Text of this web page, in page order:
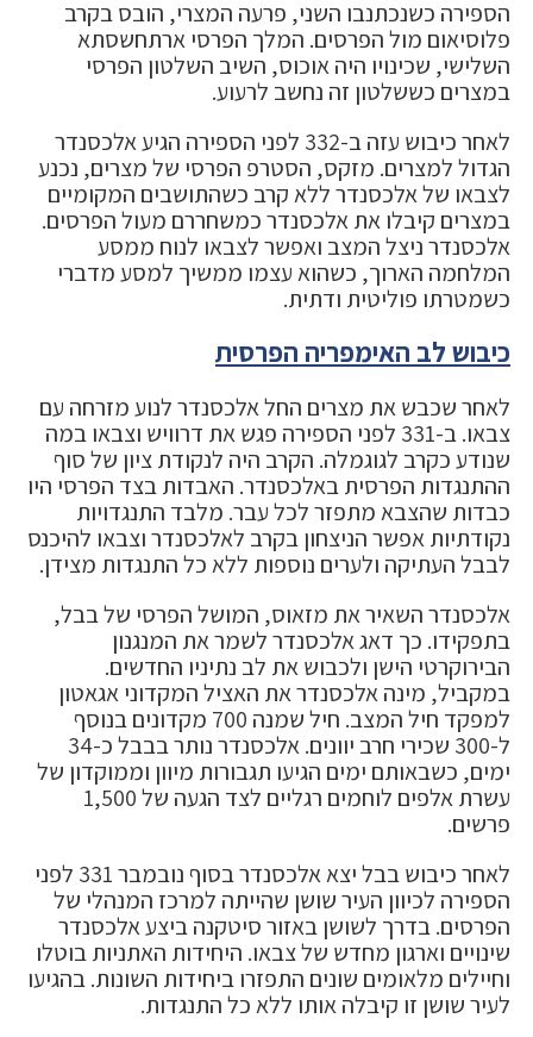
הספירה כשנכתנבו השני, פרעה המצרי, הובס בקרב
פלוסיאום מול הפרסים. המלך הפרסי ארתחשסתא
השלישי, שכינויו היה אוכוס, השיב השלטון הפרסי
במצרים כששלטון זה נחשב לרעוע.
לאחר כיבוש עזה ב-332 לפני הספירה הגיע אלכסנדר
הגדול למצרים. מזקס, הסטרפ הפרסי של מצרים, נכנע
לצבאו של אלכסנדר ללא קרב כשהתושבים המקומיים
במצרים קיבלו את אלכסנדר כמשחררם מעול הפרסים.
אלכסנדר ניצל המצב ואפשר לצבאו לנוח ממסע
המלחמה הארוך, כשהוא עצמו ממשיך למסע מדברי
כשמטרתו פוליטית ודתית.
כיבוש לב האימפריה הפרסית
לאחר שכבש את מצרים החל אלכסנדר לנוע מזרחה עם
צבאו. ב-331 לפני הספירה פגש את דרוויש וצבאו במה
שנודע כקרב לגוגמלה. הקרב היה לנקודת ציון של סוף
ההתנגדות הפרסית באלכסנדר. האבדות בצד הפרסי היו
כבדות שהצבא מתפזר לכל עבר. מלבד התנגדויות
נקודתיות אפשר הניצחון בקרב לאלכסנדר וצבאו להיכנס
לבבל העתיקה ולערים נוספות ללא כל התנגדות מצידן.
אלכסנדר השאיר את מזאוס, המושל הפרסי של בבל,
בתפקידו. כך דאג אלכסנדר לשמר את המנגנון
הבירוקרטי הישן ולכבוש את לב נתיניו החדשים.
במקביל, מינה אלכסנדר את האציל המקדוני אגאטון
למפקד חיל המצב. חיל שמנה 700 מקדונים בנוסף
ל-300 שכירי חרב יוונים. אלכסנדר נותר בבבל כ-34
ימים, כשבאותם ימים הגיעו תגבורות מיוון וממוקדון של
עשרת אלפים לוחמים רגליים לצד הגעה של 1,500
פרשים.
לאחר כיבוש בבל יצא אלכסנדר בסוף נובמבר 331 לפני
הספירה לכיוון העיר שושן שהייתה למרכז המנהלי של
הפרסים. בדרך לשושן באזור סיטקנה ביצע אלכסנדר
שינויים וארגון מחדש של צבאו. היחידות האתניות בוטלו
וחיילים מלאומים שונים התפזרו ביחידות השונות. בהגיעו
לעיר שושן זו קיבלה אותו ללא כל התנגדות.